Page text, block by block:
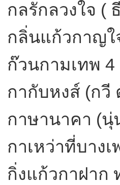
กลรักลวงใจ (
กลิ่นแก้วกาญ
ก๊วนกามเทพ
กากับหงส์ (กวี
กาษานาคา (นุ่
กาเหว่าที่บาง
กิ่งแก้วกาฝาก